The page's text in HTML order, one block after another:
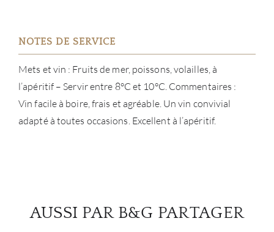
NOTES DE SERVICE
Mets et vin : Fruits de mer, poissons, volailles, à
l’apéritif – Servir entre 8°C et 10°C. Commentaires :
Vin facile à boire, frais et agréable. Un vin convivial
adapté à toutes occasions. Excellent à l’apéritif.
AUSSI PAR B&G PARTAGER